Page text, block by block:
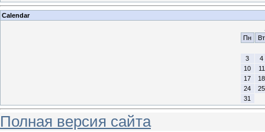
Calendar
Пн
Вт
3
4
10
11
17
18
24
25
31
Полная версия сайта